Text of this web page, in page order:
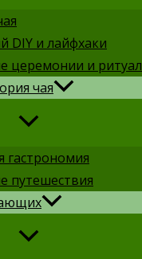
DIY и лайфхаки
церемонии и
чая
гастрономия
путешествия